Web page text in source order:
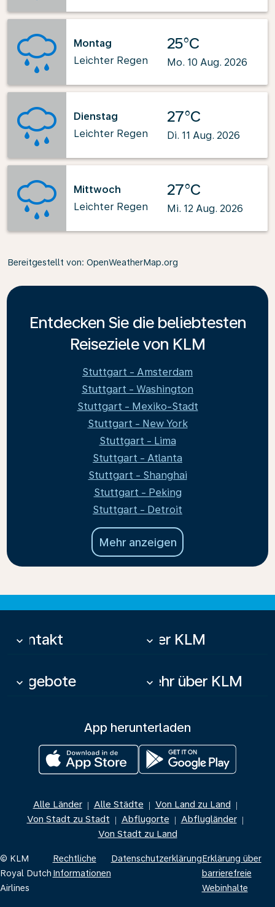
Montag
Leichter Regen
25°C
Mo. 10 Aug. 2026
Dienstag
Leichter Regen
27°C
Di. 11 Aug. 2026
Mittwoch
Leichter Regen
27°C
Mi. 12 Aug. 2026
Bereitgestellt von: OpenWeatherMap.org
Entdecken Sie die beliebtesten
Reiseziele von KLM
Stuttgart - Amsterdam
Stuttgart - Washington
Stuttgart - Mexiko-Stadt
Stuttgart - New York
Stuttgart - Lima
Stuttgart - Atlanta
Stuttgart - Shanghai
Stuttgart - Peking
Stuttgart - Detroit
Mehr anzeigen
Kontakt
keyboard_arrow_down Über KLM
keyboard_arrow_down
Angebote
keyboard_arrow_down Mehr über KLM
keyboard_arrow_down
App herunterladen
Alle Länder | Alle Städte | Von Land zu Land |
Von Stadt zu Stadt | Abflugorte | Abflugländer |
Von Stadt zu Land
© KLM
Royal Dutch
Airlines
Rechtliche
Informationen
DatenschutzerklärungErklärung über
barrierefreie
Webinhalte